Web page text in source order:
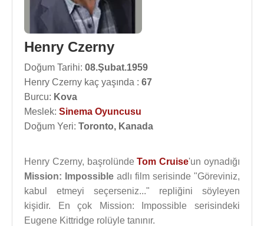
Henry Czerny
Doğum Tarihi: 08.Şubat.1959
Henry Czerny kaç yaşında : 67
Burcu: Kova
Meslek: Sinema Oyuncusu
Doğum Yeri: Toronto, Kanada
Henry Czerny, başrolündeTom Cruise'un oynadığı
Mission: Impossible adlı film serisinde "Göreviniz,
kabul etmeyi seçerseniz..." repliğini söyleyen
kişidir. En çok Mission: Impossible serisindeki
Eugene Kittridge rolüyle tanınır.